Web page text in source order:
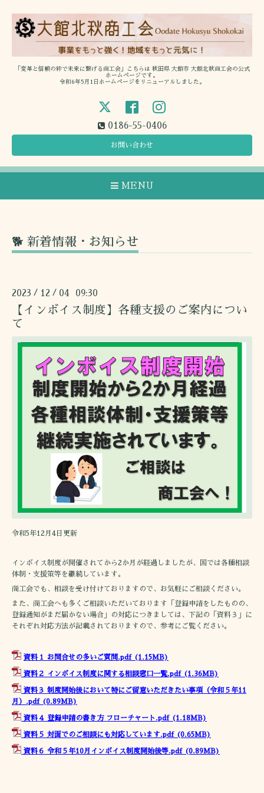
「変革と信頼の絆で未来に繋げる商工会」こちらは 秋田県 大館市 大館北秋商工会の公式
ホームページです。
令和6年5月1日ホームページをリニューアルしました。
0186-55-0406
お問い合わせ
MENU
🐕 新着情報・お知らせ
2023 / 12 / 04 09:30
【インボイス制度】各種支援のご案内につい
て
令和5年12月4日更新
インボイス制度が開催されてから2か月が経過しましたが、国では各種相談
体制・支援策等を継続しています。
商工会でも、相談を受け付けておりますので、お気軽にご相談ください。
また、商工会へも多くご相談いただいております「登録申請をしたものの、
登録通知がまだ届かない場合」の対応につきましては、下記の「資料３」に
それぞれ対応方法が記載されておりますので、参考にご覧ください。
資料１ お問合せの多いご質問.pdf(1.15MB)
資料２ インボイス制度に関する相談窓口一覧.pdf(1.36MB)
資料３ 制度開始後において特にご留意いただきたい事項（令和５年11
月）.pdf(0.89MB)
資料４ 登録申請の書き方 フローチャート.pdf(1.18MB)
資料５ 対面でのご相談にも対応しています.pdf(0.65MB)
資料６ 令和５年10月インボイス制度開始後等.pdf(0.89MB)